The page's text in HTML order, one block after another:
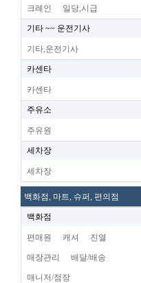
크레인 일당,시급
기타 ~~ 운전기사
기타,운전기사
카센타
카센타
주유소
주유원
세차장
세차장
백화점, 마트, 슈퍼, 편의점
백화점
편매원 캐셔 진열
매장관리 배달/배송
매니저/점장